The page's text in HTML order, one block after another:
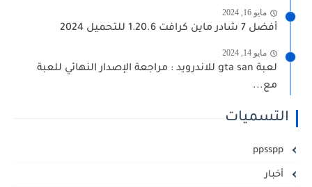
مايو 16, 2024
أفضل 7 شادر ماين كرافت 1.20.6 للتحميل 2024
مايو 14, 2024
لعبة gta san للاندرويد : مراجعة الإصدار النهائي للعبة
مع...
التسميات
ppsspp
أخبار